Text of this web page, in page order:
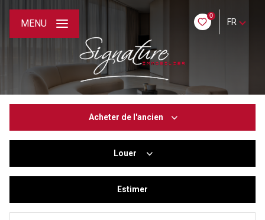
0
FR
MENU
Acheter de l'ancien
De l'immo pro
Louer
De l'immo pro
Estimer